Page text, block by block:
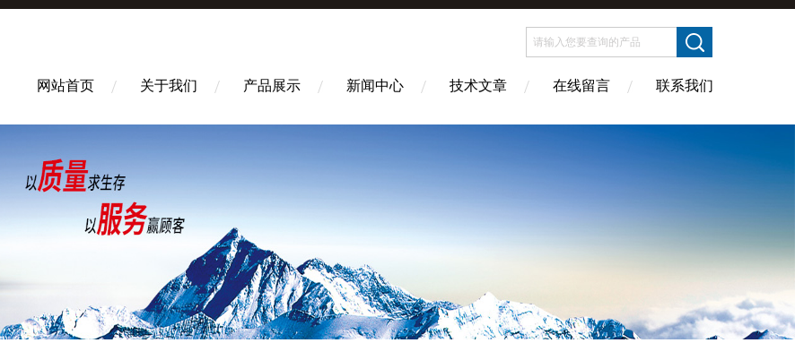
网站首页 关于我们 产品展示 新闻中心 技术文章 在线留言 联系我们